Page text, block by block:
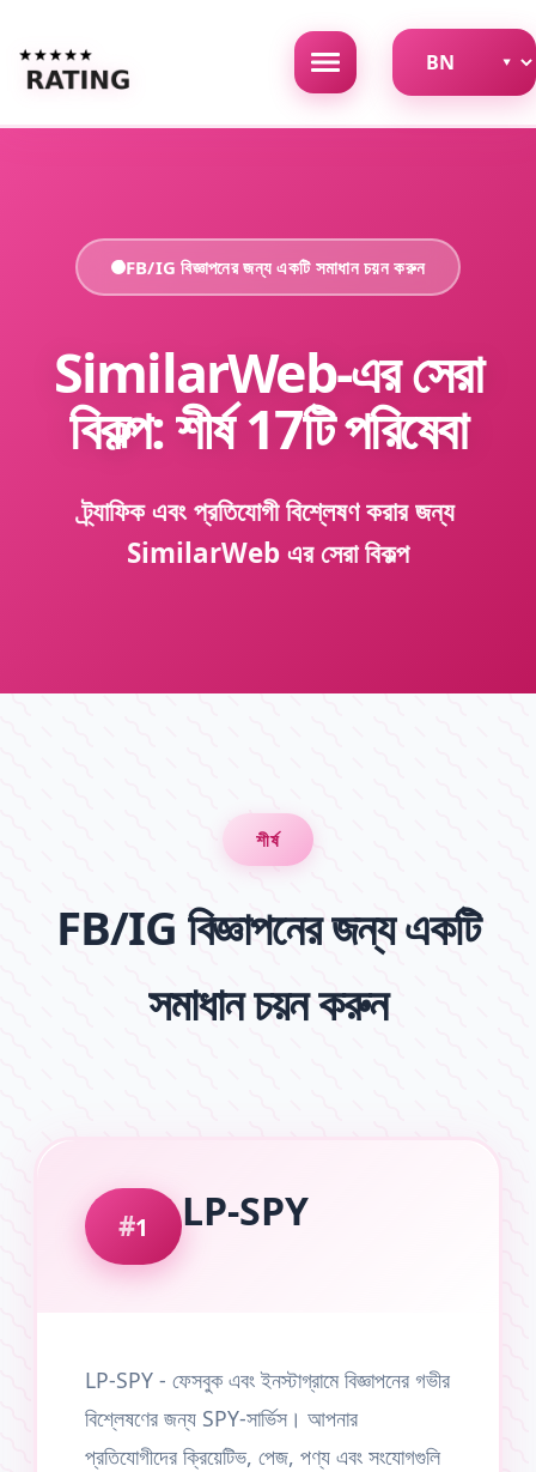
FB/IG বিজ্ঞাপনের জন্য একটি সমাধান চয়ন করুন
SimilarWeb-এর সেরা
বিকল্প: শীর্ষ 17টি পরিষেবা
ট্র্যাফিক এবং প্রতিযোগী বিশ্লেষণ করার জন্য
SimilarWeb এর সেরা বিকল্প
শীর্ষ
FB/IG বিজ্ঞাপনের জন্য একটি
সমাধান চয়ন করুন
1 LP-SPY
LP-SPY - ফেসবুক এবং ইনস্টাগ্রামে বিজ্ঞাপনের গভীর
বিশ্লেষণের জন্য SPY-সার্ভিস। আপনার
প্রতিযোগীদের ক্রিয়েটিভ, পেজ, পণ্য এবং সংযোগগুলি